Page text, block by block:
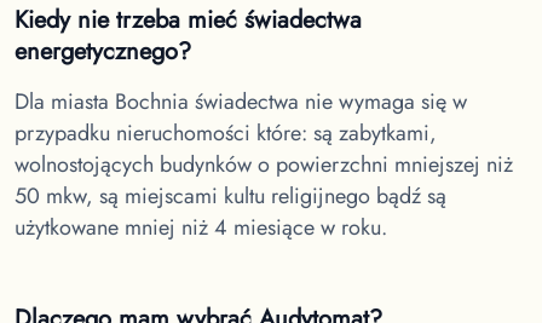
Kiedy nie trzeba mieć świadectwa
energetycznego?
Dla miasta Bochnia świadectwa nie wymaga się w
przypadku nieruchomości które: są zabytkami,
wolnostojących budynków o powierzchni mniejszej niż
50 mkw, są miejscami kultu religijnego bądź są
użytkowane mniej niż 4 miesiące w roku.